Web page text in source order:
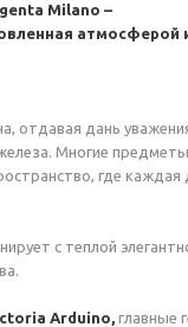
Milano –
атмосферой
отдавая дань
Многие
где
с теплой
Arduino, главные